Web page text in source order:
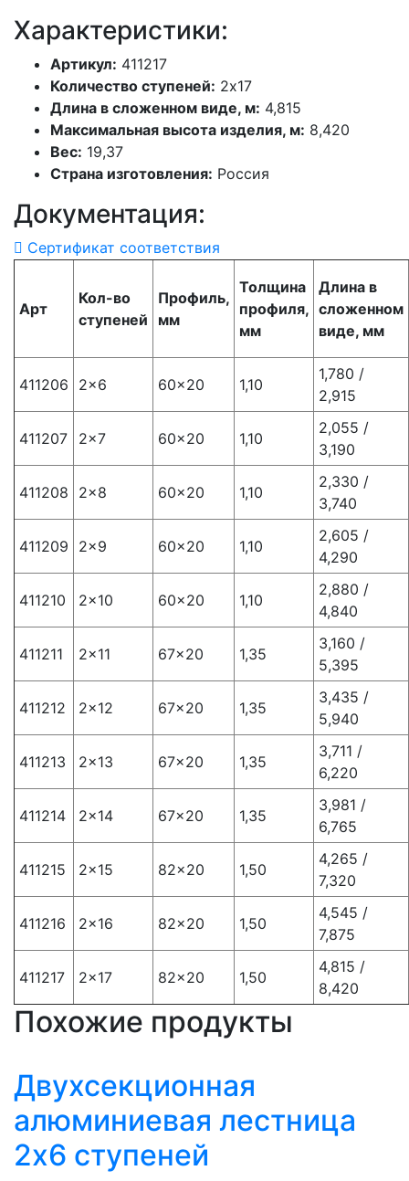
Характеристики:
Артикул: 411217
Количество ступеней: 2х17
Длина в сложенном виде, м: 4,815
Максимальная высота изделия, м: 8,420
Вес: 19,37
Страна изготовления: Россия
Документация:
Сертификат соответствия
Aрт
Кол-во
ступеней
Профиль,
мм
Толщина
профиля,
мм
Длина в
сложенном
виде, мм
411206 2×6 60×20 1,10
1,780 /
2,915
411207 2×7 60×20 1,10
2,055 /
3,190
411208 2×8 60×20 1,10
2,330 /
3,740
411209 2×9 60×20 1,10
2,605 /
4,290
411210 2×10 60×20 1,10
2,880 /
4,840
411211 2×11 67×20 1,35
3,160 /
5,395
411212 2×12 67×20 1,35
3,435 /
5,940
411213 2×13 67×20 1,35
3,711 /
6,220
411214 2×14 67×20 1,35
3,981 /
6,765
411215 2×15 82×20 1,50
4,265 /
7,320
411216 2×16 82×20 1,50
4,545 /
7,875
411217 2×17 82×20 1,50
4,815 /
8,420
Похожие продукты
Двухсекционная
алюминиевая лестница
2х6 ступеней